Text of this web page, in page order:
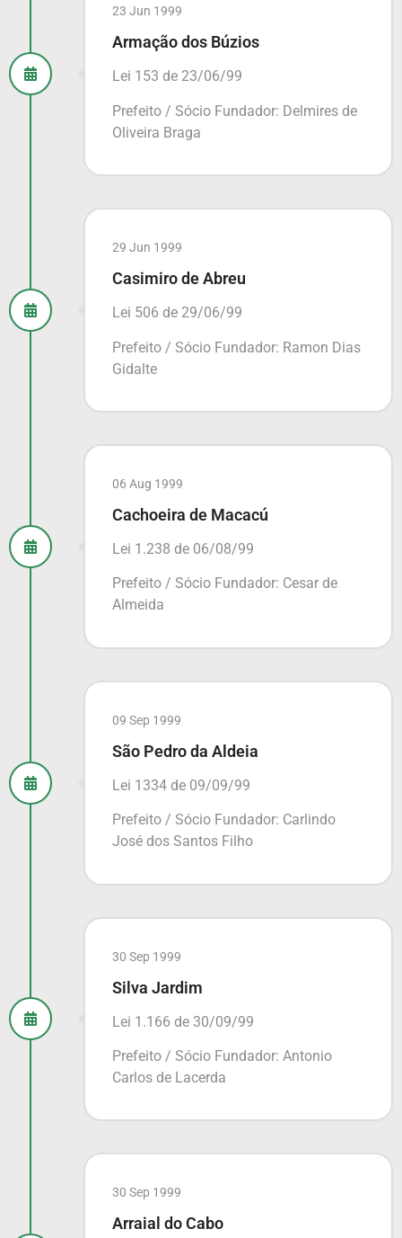
23 Jun 1999
Armação dos Búzios
Lei 153 de 23/06/99
Prefeito / Sócio Fundador: Delmires de
Oliveira Braga
29 Jun 1999
Casimiro de Abreu
Lei 506 de 29/06/99
Prefeito / Sócio Fundador: Ramon Dias
Gidalte
06 Aug 1999
Cachoeira de Macacú
Lei 1.238 de 06/08/99
Prefeito / Sócio Fundador: Cesar de
Almeida
09 Sep 1999
São Pedro da Aldeia
Lei 1334 de 09/09/99
Prefeito / Sócio Fundador: Carlindo
José dos Santos Filho
30 Sep 1999
Silva Jardim
Lei 1.166 de 30/09/99
Prefeito / Sócio Fundador: Antonio
Carlos de Lacerda
30 Sep 1999
Arraial do Cabo